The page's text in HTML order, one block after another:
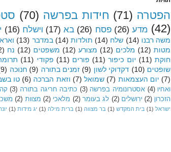
הפטרה (71) חידות בפרשה (70)
(42) מדע (26) פסח (26) בא (17) וישלח (16)
משה רבנו (14) שלח (14) תולדות (14) במדבר (13) וארא
מטות (12) מלכים (12) מצורע (12) משפטים (12) נח
חוקת (11) יום כיפור (11) פורים (11) פקודי (11)
שופטים (10) דקדוקי לשון (9) זמנים בתורה (9) חנוכה
(7) יום העצמאות (7) שמואל (7) וזאת הברכה (6) טו
ואחיו (4) אסטרונומיה בפרשה (3) כתיבה חריגה בתורה (3)
הזכרון (2) ירושלים (2) לג בעומר (2) מלאכי (2) מצוות (2)
ישראל (1) בית המקדש (1) בר מצווה (1) ברית מילה (1) יג מידות (1)